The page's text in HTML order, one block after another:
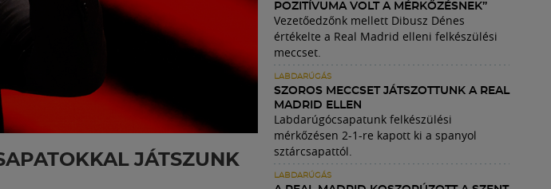
JÁTSZUNK
POZITÍVUMA VOLT A MÉRKŐZÉSNEK”
Vezetőedzőnk mellett Dibusz Dénes
értékelte a Real Madrid elleni felkészülési
meccset.
LABDARÚGÁS
SZOROS MECCSET JÁTSZOTTUNK A REAL
MADRID ELLEN
Labdarúgócsapatunk felkészülési
mérkőzésen 2-1-re kapott ki a spanyol
sztárcsapattól.
LABDARÚGÁS